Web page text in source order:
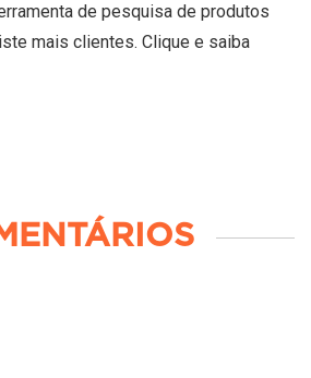
de pesquisa de produtos
mais clientes. Clique e saiba